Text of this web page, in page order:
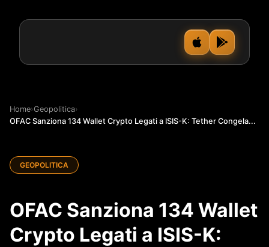
Home›Geopolitica›
OFAC Sanziona 134 Wallet Crypto Legati a ISIS-K: Tether Congela...
GEOPOLITICA
OFAC Sanziona 134 Wallet
Crypto Legati a ISIS-K: